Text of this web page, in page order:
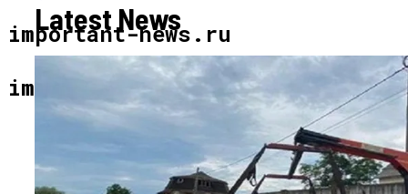
important-news.ru
important-news.ru
ИНТЕРЕСНОЕ И ПОЗНАВАТЕЛЬНОЕ
Сеть В Восторге От Упитанного Кота,
Обожающего Стоять На Задних Лапах
Latest News